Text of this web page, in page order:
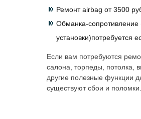
Ремонт airbag от 3500
Обманка-сопротивление
установки)потребуется
Если вам потребуются
салона, торпеды, потолка,
другие полезные функции
существуют сбои и поломки.